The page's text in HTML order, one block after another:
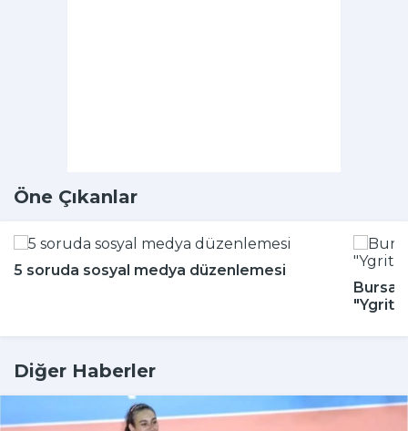
Öne Çıkanlar
5 soruda sosyal medya düzenlemesi
Bursa
Diğer Haberler